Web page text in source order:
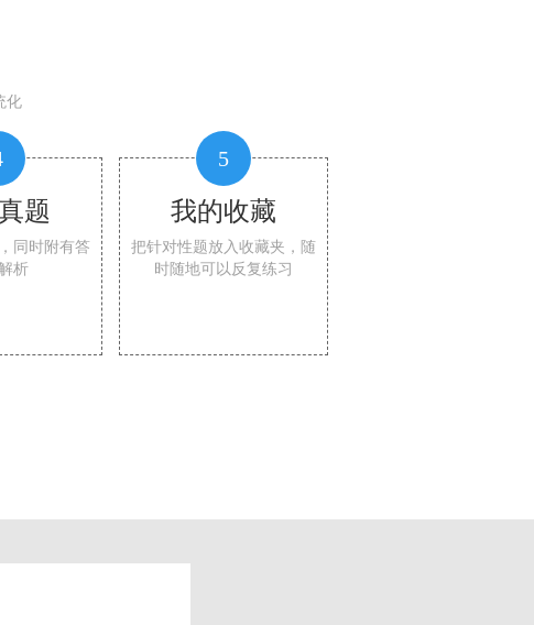
化
题
同时附有答
析
5
我的收藏
把针对性题放入收藏夹，随
时随地可以反复练习